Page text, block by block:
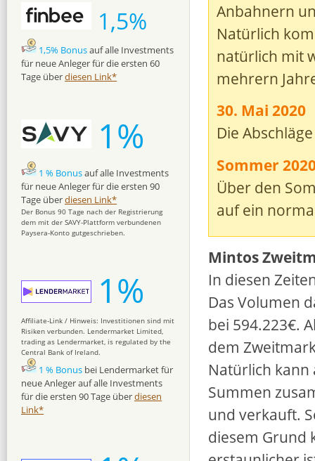
Anbahnern
Natürlich
natürlich mit
mehrern
30. Mai 2020
Die
Sommer
Über den
auf ein
Mintos
In diesen
Das Volumen
bei 594.223€.
dem
Natürlich kann
Summen
und verkauft.
diesem Grund
1,5%
1,5% Bonusauf alle Investments
für neue Anleger für die ersten 60
Tage überdiesen Link*
1%
1 % Bonusauf alle Investments
für neue Anleger für die ersten 90
Tage überdiesen Link*
Der Bonus 90 Tage nach der Registrierung
dem mit der SAVY-Plattform verbundenen
Paysera-Konto gutgeschrieben.
1%
Affiliate-Link / Hinweis: Investitionen sind mit
Risiken verbunden. Lendermarket Limited,
trading as Lendermarket, is regulated by the
Central Bank of Ireland.
1 % Bonus bei Lendermarket für
neue Anleger auf alle Investments
für die ersten 90 Tage überdiesen
Link*